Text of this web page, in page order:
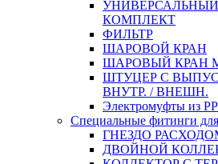
КОМПЛЕКТ
ФИЛЬТР
ШАРОВОЙ КРАН
ШАРОВЫЙ КРАН
ШТУЦЕР С
ВНУТР. / ВНЕШН.
Электромуфты из
Специальные фитинги
ГНЕЗДО
ДВОЙНОЙ